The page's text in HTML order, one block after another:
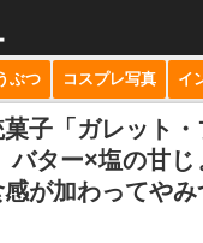
ぶつ コスプレ写真 イ
子「ガレット・
バター×塩の甘じ
が加わってや